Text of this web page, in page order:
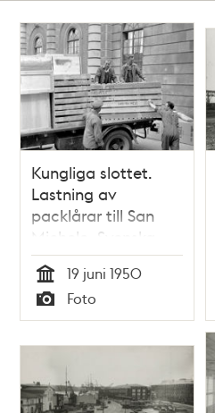
Kungliga slottet.
Lastning av
packlårar till San
Michele, Svenska
Institutets villa på
Capri
Tid
19 juni 1950
Typ
Foto